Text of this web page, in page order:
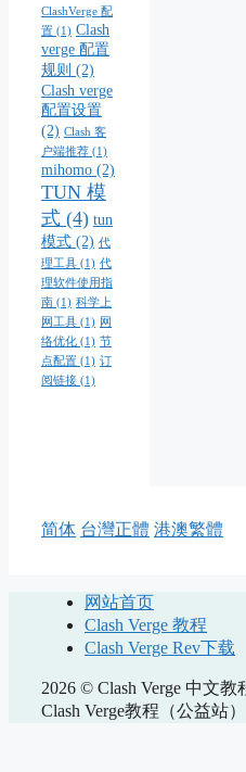
ClashVerge 配
置 (1) Clash
verge 配置
规则 (2)
Clash verge
配置设置
(2) Clash 客
户端推荐 (1)
mihomo (2)
TUN 模
式 (4) tun
模式 (2) 代
理工具 (1) 代
理软件使用指
南 (1) 科学上
网工具 (1) 网
络优化 (1) 节
点配置 (1) 订
阅链接 (1)
简体 台灣正體 港澳繁體
网站首页
Clash Verge 教程
Clash Verge Rev下载
2026 © Clash Verge 中文
Clash Verge教程（公益站）